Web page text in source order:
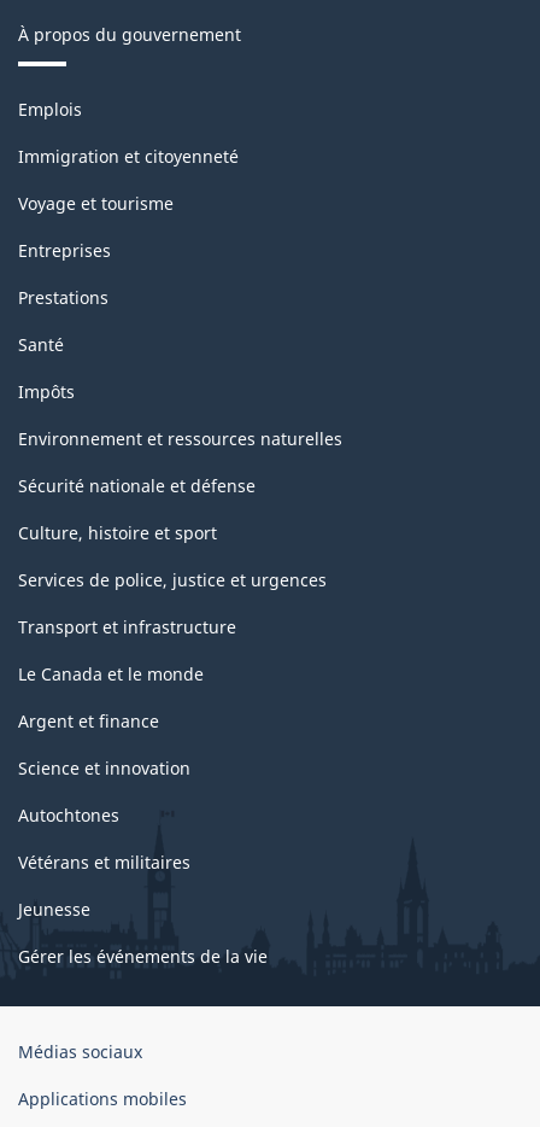
À propos du gouvernement
Thèmes
sujets
Emplois
Immigration et citoyenneté
Voyage et tourisme
Entreprises
Prestations
Santé
Impôts
Environnement et ressources naturelles
Sécurité nationale et défense
Culture, histoire et sport
Services de police, justice et urgences
Transport et infrastructure
Le Canada et le monde
Argent et finance
Science et innovation
Autochtones
Vétérans et militaires
Jeunesse
Gérer les événements de la vie
Organisation
gouvernement
Médias sociaux
Applications mobiles